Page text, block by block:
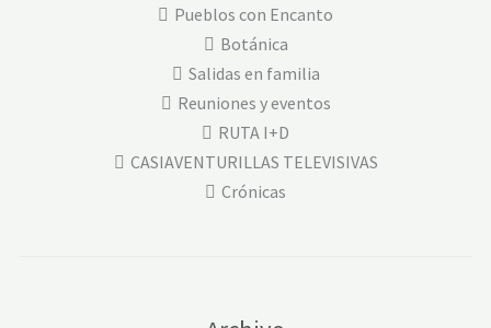
Pueblos con Encanto
Botánica
Salidas en familia
Reuniones y eventos
RUTA I+D
CASIAVENTURILLAS TELEVISIVAS
Crónicas